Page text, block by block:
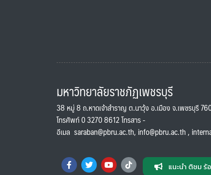
มหาวิทยาลัยราชภัฏเพชรบุรี
38 หมู่ 8 ถ.หาดเจ้าสำราญ ต.นาวุ้ง อ.เมือง จ.เพชรบุรี
โทรศัพท์ 0 3270 8612 โทรสาร -
อีเมล saraban@pbru.ac.th, info@pbru.ac.th,
แนะนำ ติชม ร้